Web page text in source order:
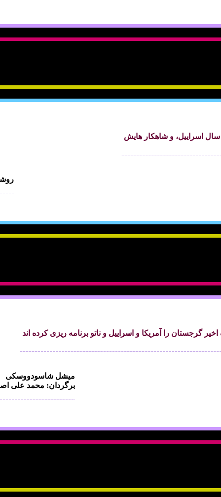
اسراييل، و شاهکار هايش
گرجستان را آمريکا و اسراييل و ناتو برنامه ريزی کرده اند
ميشل شاسودووسکی
برگردان: محمد علی